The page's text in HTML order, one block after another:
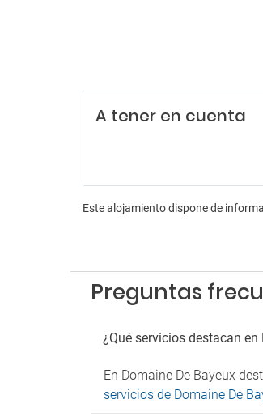
A tener en cuenta
Este alojamiento dispone de
Preguntas
¿Qué servicios destacan en
En Domaine De Bayeux
servicios de Domaine De